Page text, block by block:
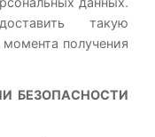
такую
получения
БЕЗОПАСНОСТИ